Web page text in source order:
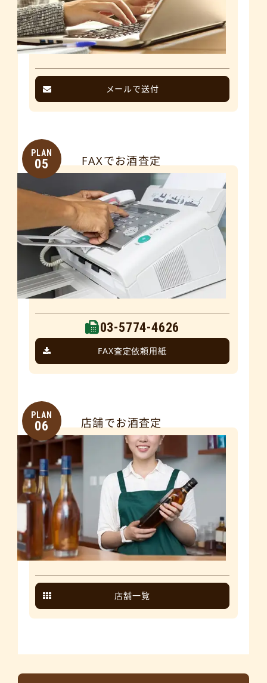
メールで送付
PLAN
05 FAXでお酒査定
03-5774-4626
FAX査定依頼用紙
PLAN
06 店舗でお酒査定
店舗一覧